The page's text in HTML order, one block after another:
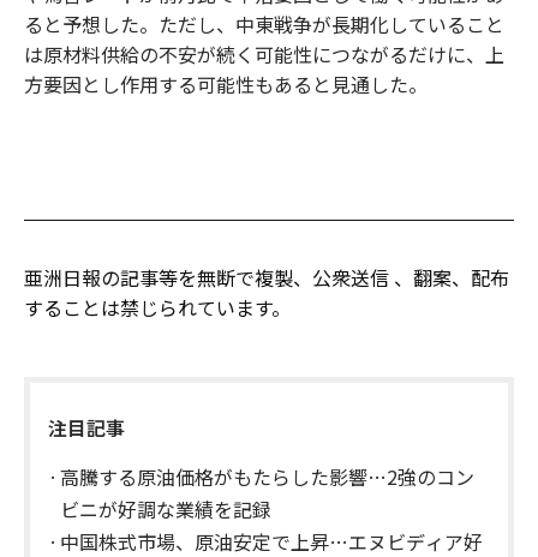
ると予想した。ただし、中東戦争が長期化していること
は原材料供給の不安が続く可能性につながるだけに、上
方要因とし作用する可能性もあると見通した。
亜洲日報の記事等を無断で複製、公衆送信 、翻案、配布
することは禁じられています。
注目記事
高騰する原油価格がもたらした影響…2強のコン
ビニが好調な業績を記録
中国株式市場、原油安定で上昇…エヌビディア好